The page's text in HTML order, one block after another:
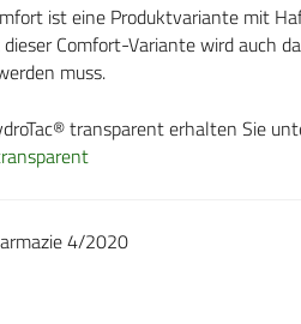
ist eine Produktvariante mit
Comfort-Variante wird auch
muss.
transparent erhalten Sie
4/2020